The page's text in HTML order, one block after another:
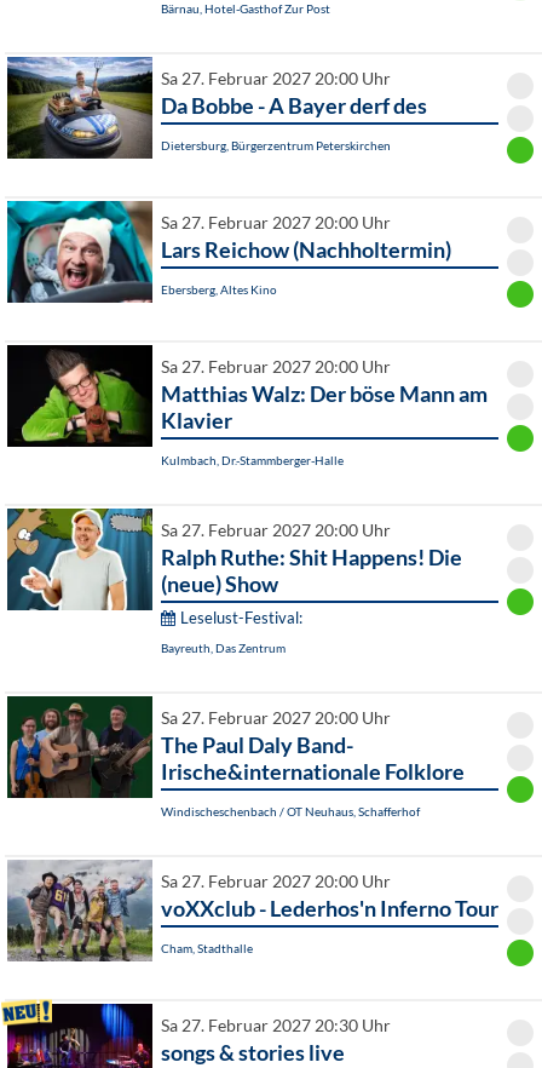
Bärnau, Hotel-Gasthof Zur Post
Sa 27. Februar 2027 20:00 Uhr
Da Bobbe - A Bayer derf des
Dietersburg, Bürgerzentrum Peterskirchen
Sa 27. Februar 2027 20:00 Uhr
Lars Reichow (Nachholtermin)
Ebersberg, Altes Kino
Sa 27. Februar 2027 20:00 Uhr
Matthias Walz: Der böse Mann am
Klavier
Kulmbach, Dr.-Stammberger-Halle
Sa 27. Februar 2027 20:00 Uhr
Ralph Ruthe: Shit Happens! Die
(neue) Show
Leselust-Festival:
Bayreuth, Das Zentrum
Sa 27. Februar 2027 20:00 Uhr
The Paul Daly Band-
Irische&internationale Folklore
Windischeschenbach / OT Neuhaus, Schafferhof
Sa 27. Februar 2027 20:00 Uhr
voXXclub - Lederhos'n Inferno Tour
Cham, Stadthalle
Sa 27. Februar 2027 20:30 Uhr
songs & stories live